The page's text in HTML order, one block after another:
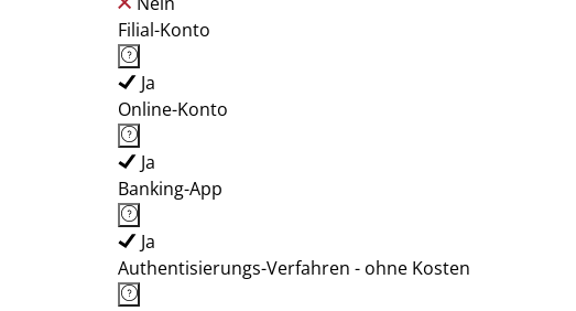
Filial-Konto
Ja
Online-Konto
Ja
Banking-App
Ja
Authentisierungs-Verfahren - ohne Kosten